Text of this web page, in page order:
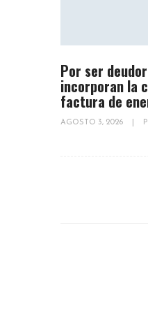
Por ser
incorporan la
factura de
AGOSTO 3, 2026